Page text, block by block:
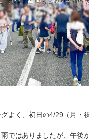
よく、初日の4/29（月・
ではありましたが、午後